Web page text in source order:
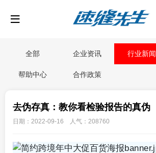
全部 企业资讯 行业新闻
帮助中心 合作政策
去伪存真：教你看检验报告的真伪
日期：2022-09-16 人气：208760